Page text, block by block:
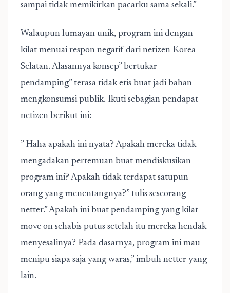
sampai tidak memikirkan pacarku sama sekali.”
Walaupun lumayan unik, program ini dengan
kilat menuai respon negatif dari netizen Korea
Selatan. Alasannya konsep” bertukar
pendamping” terasa tidak etis buat jadi bahan
mengkonsumsi publik. Ikuti sebagian pendapat
netizen berikut ini:
” Haha apakah ini nyata? Apakah mereka tidak
mengadakan pertemuan buat mendiskusikan
program ini? Apakah tidak terdapat satupun
orang yang menentangnya?” tulis seseorang
netter.” Apakah ini buat pendamping yang kilat
move on sehabis putus setelah itu mereka hendak
menyesalinya? Pada dasarnya, program ini mau
menipu siapa saja yang waras,” imbuh netter yang
lain.